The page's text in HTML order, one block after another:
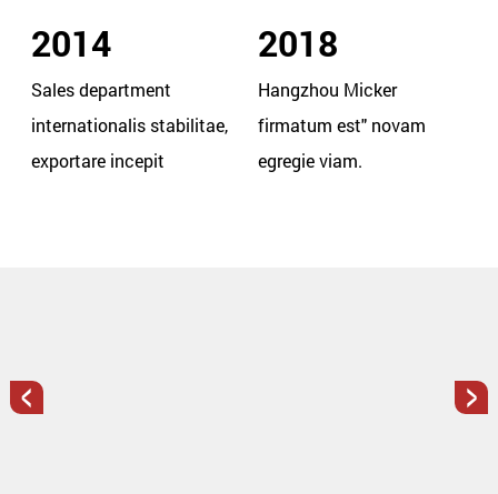
2014
Sales department
internationalis stabilitae,
exportare incepit
2018
Hangzhou Micker
firmatum est" novam
egregie viam.
< >